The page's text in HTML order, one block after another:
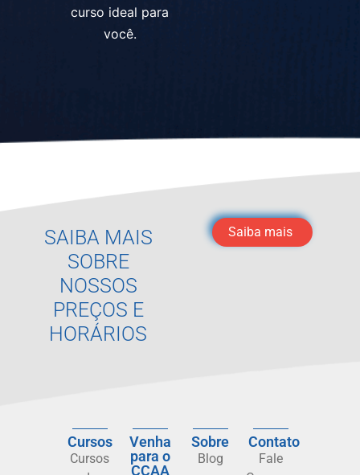
curso ideal para
você.
SAIBA MAIS
SOBRE
NOSSOS
PREÇOS E
HORÁRIOS
Saiba mais
Cursos
Cursos
Venha
para o
CCAA
Sobre
Blog
Contato
Fale